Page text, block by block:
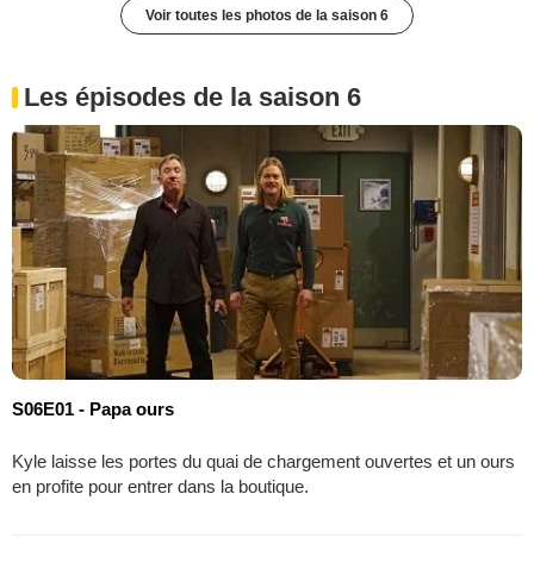
Voir toutes les photos de la saison 6
Les épisodes de la saison 6
S06E01 - Papa ours
Kyle laisse les portes du quai de chargement ouvertes et un ours
en profite pour entrer dans la boutique.